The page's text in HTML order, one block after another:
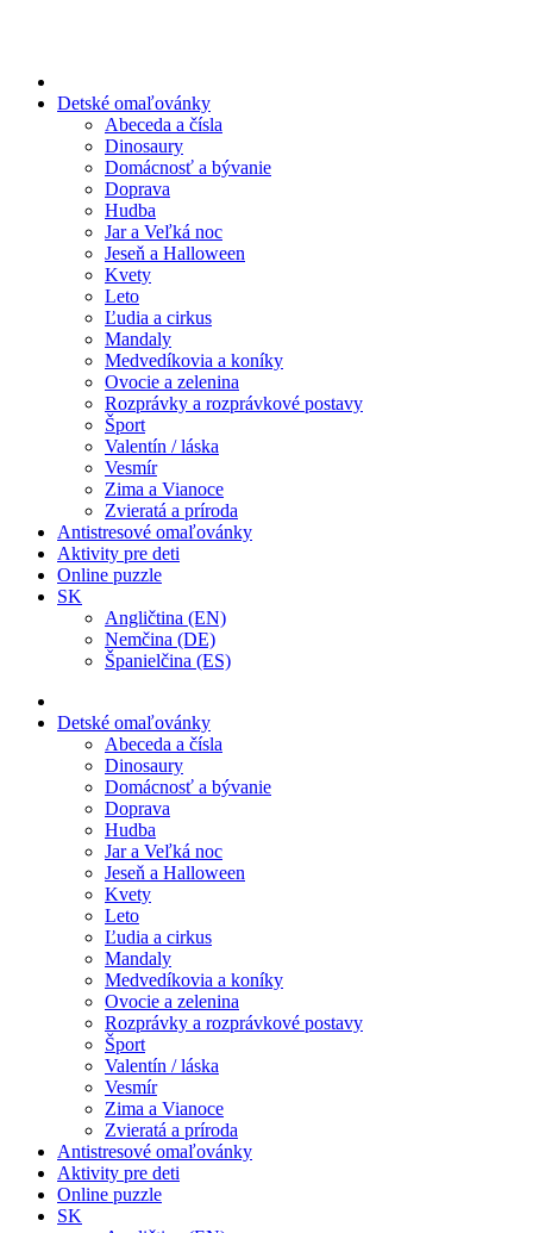
Detské omaľovánky
Abeceda a čísla
Dinosaury
Domácnosť a bývanie
Doprava
Hudba
Jar a Veľká noc
Jeseň a Halloween
Kvety
Leto
Ľudia a cirkus
Mandaly
Medvedíkovia a koníky
Ovocie a zelenina
Rozprávky a rozprávkové postavy
Šport
Valentín / láska
Vesmír
Zima a Vianoce
Zvieratá a príroda
Antistresové omaľovánky
Aktivity pre deti
Online puzzle
SK
Angličtina (EN)
Nemčina (DE)
Španielčina (ES)
Detské omaľovánky
Abeceda a čísla
Dinosaury
Domácnosť a bývanie
Doprava
Hudba
Jar a Veľká noc
Jeseň a Halloween
Kvety
Leto
Ľudia a cirkus
Mandaly
Medvedíkovia a koníky
Ovocie a zelenina
Rozprávky a rozprávkové postavy
Šport
Valentín / láska
Vesmír
Zima a Vianoce
Zvieratá a príroda
Antistresové omaľovánky
Aktivity pre deti
Online puzzle
SK